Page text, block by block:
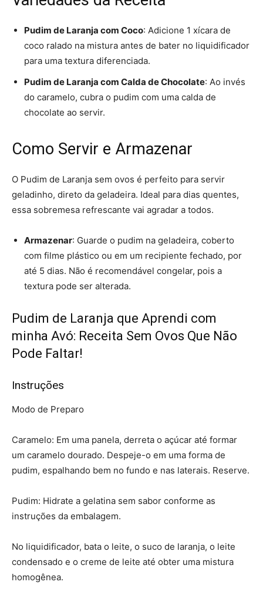
Pudim de Laranja com Coco: Adicione 1 xícara de
coco ralado na mistura antes de bater no liquidificador
para uma textura diferenciada.
Pudim de Laranja com Calda de Chocolate: Ao invés
do caramelo, cubra o pudim com uma calda de
chocolate ao servir.
Como Servir e Armazenar
O Pudim de Laranja sem ovos é perfeito para servir
geladinho, direto da geladeira. Ideal para dias quentes,
essa sobremesa refrescante vai agradar a todos.
Armazenar: Guarde o pudim na geladeira, coberto
com filme plástico ou em um recipiente fechado, por
até 5 dias. Não é recomendável congelar, pois a
textura pode ser alterada.
Pudim de Laranja que Aprendi com
minha Avó: Receita Sem Ovos Que Não
Pode Faltar!
Instruções
Modo de Preparo
Caramelo: Em uma panela, derreta o açúcar até formar
um caramelo dourado. Despeje-o em uma forma de
pudim, espalhando bem no fundo e nas laterais. Reserve.
Pudim: Hidrate a gelatina sem sabor conforme as
instruções da embalagem.
No liquidificador, bata o leite, o suco de laranja, o leite
condensado e o creme de leite até obter uma mistura
homogênea.